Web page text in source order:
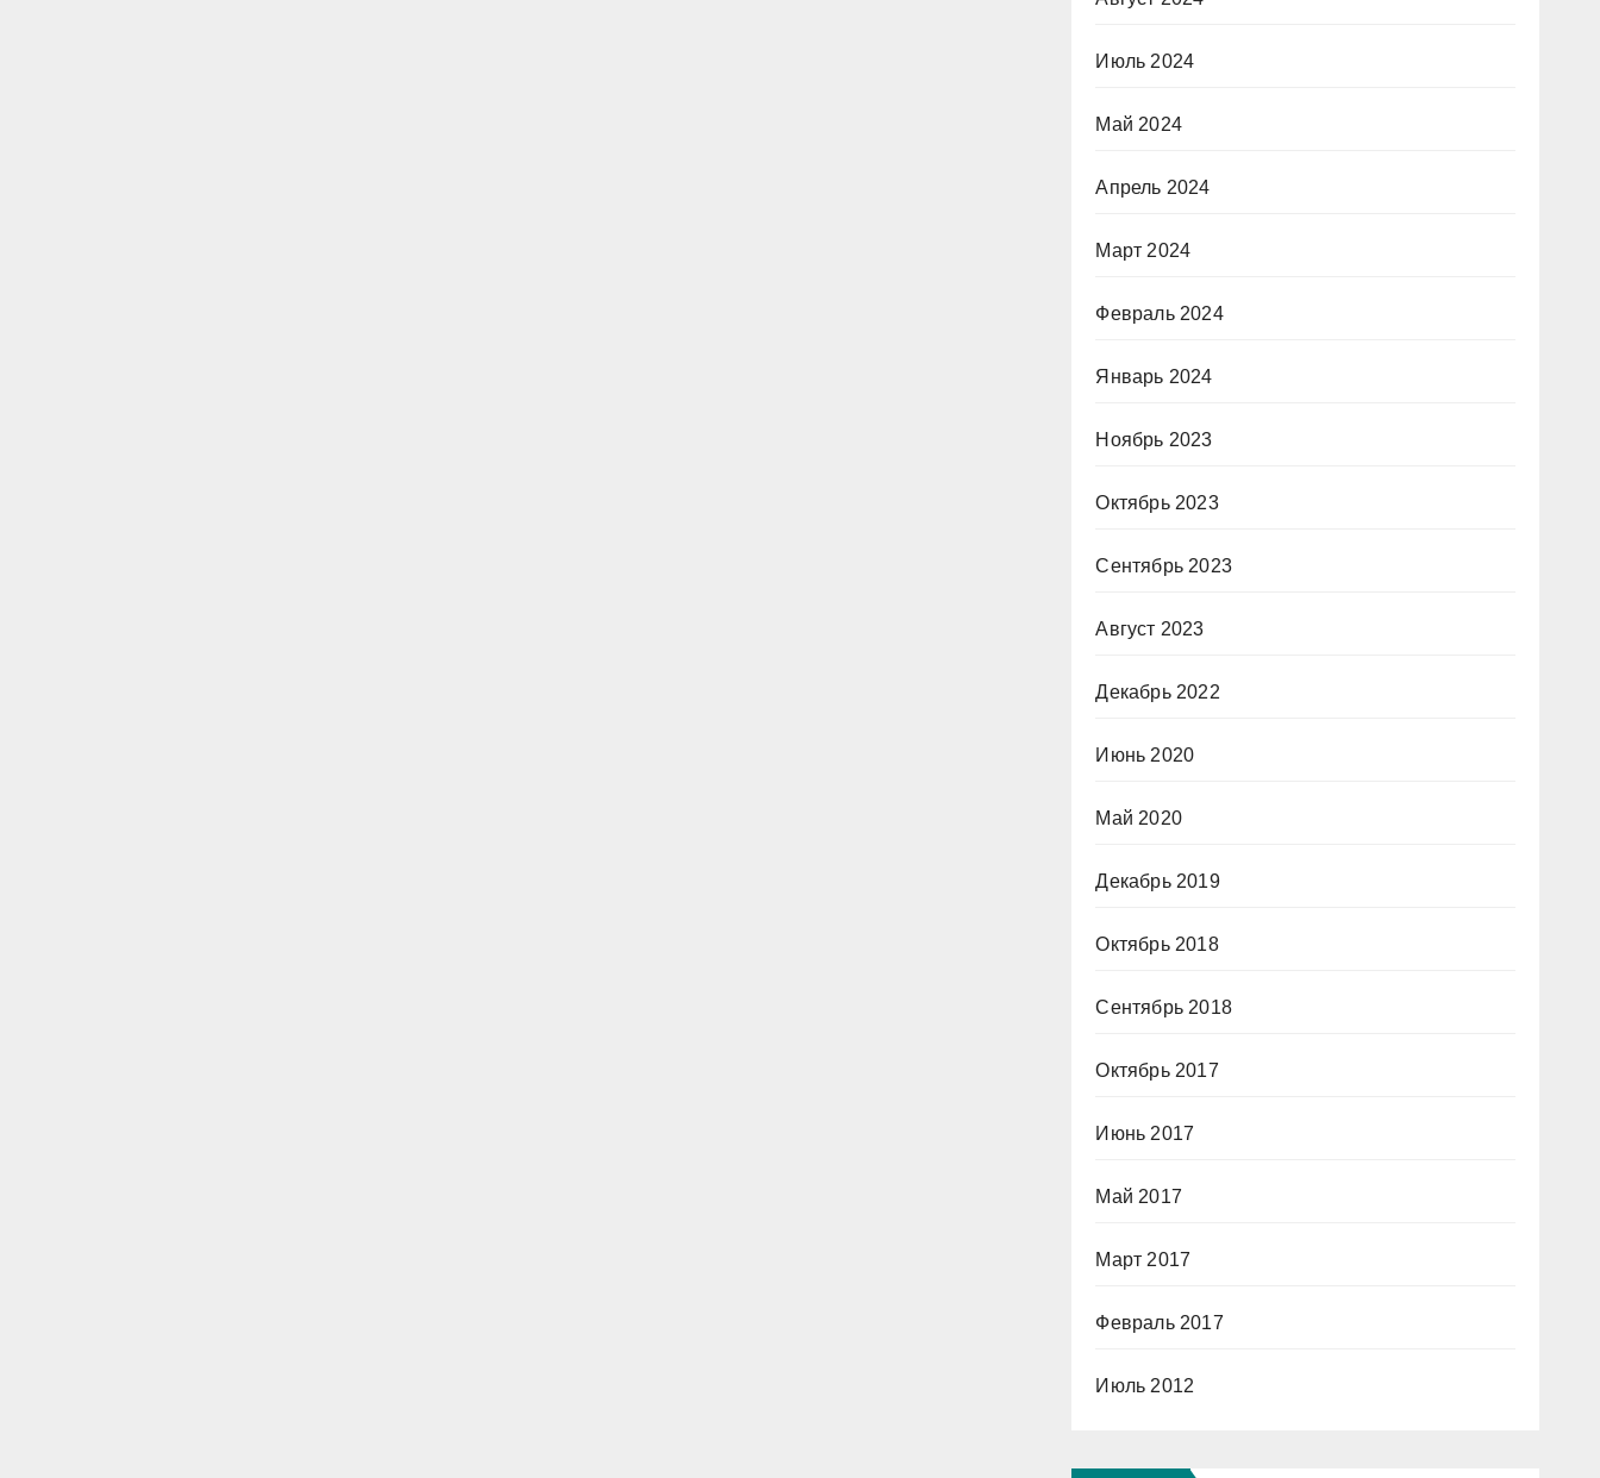
Июль 2024
Май 2024
Апрель 2024
Март 2024
Февраль 2024
Январь 2024
Ноябрь 2023
Октябрь 2023
Сентябрь 2023
Август 2023
Декабрь 2022
Июнь 2020
Май 2020
Декабрь 2019
Октябрь 2018
Сентябрь 2018
Октябрь 2017
Июнь 2017
Май 2017
Март 2017
Февраль 2017
Июль 2012